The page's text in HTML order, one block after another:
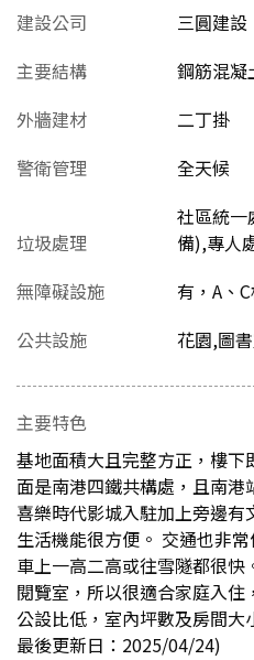
建設公司
三圓建設
主要結構
鋼筋混凝
外牆建材
二丁掛
警衛管理
全天候
垃圾處理
社區統一
備),專人
無障礙設施
有，A、
公共設施
花園,圖
主要特色
基地面積大且完整方正，樓
面是南港四鐵共構處，且南
喜樂時代影城入駐加上旁邊
生活機能很方便。 交通也非
車上一高二高或往雪隧都很
閱覽室，所以很適合家庭入
公設比低，室內坪數及房間
最後更新日：2025/04/24)